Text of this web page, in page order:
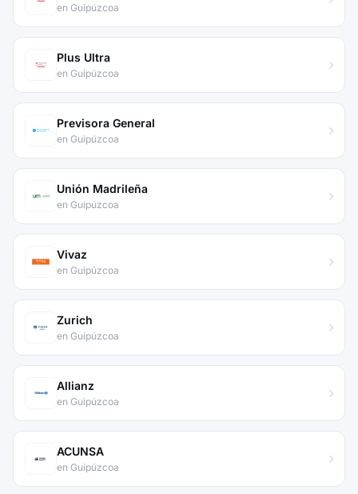
en Guipúzcoa
Plus Ultra
en Guipúzcoa
Previsora General
en Guipúzcoa
Unión Madrileña
en Guipúzcoa
Vivaz
en Guipúzcoa
Zurich
en Guipúzcoa
Allianz
en Guipúzcoa
ACUNSA
en Guipúzcoa